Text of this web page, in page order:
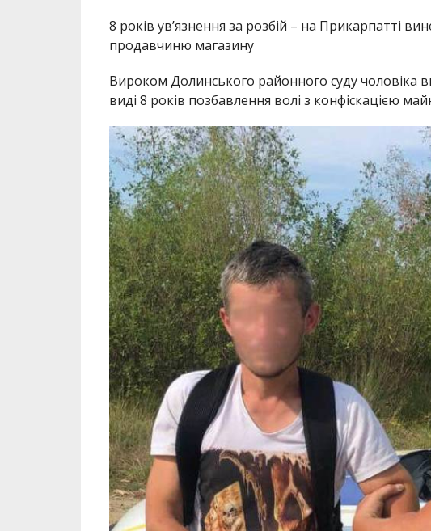
8 років ув’язнення за розбій – на Прикарпатті
продавчиню магазину
Вироком Долинського районного суду чоловіка
виді 8 років позбавлення волі з конфіскацією